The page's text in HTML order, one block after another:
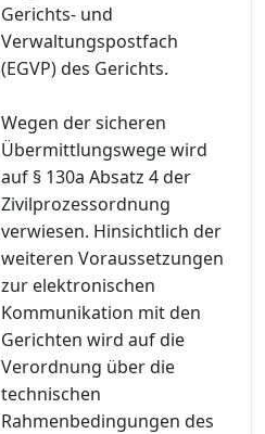
Gerichts- und
Verwaltungspostfach
(EGVP) des Gerichts.
Wegen der sicheren
Übermittlungswege wird
auf § 130a Absatz 4 der
Zivilprozessordnung
verwiesen. Hinsichtlich der
weiteren Voraussetzungen
zur elektronischen
Kommunikation mit den
Gerichten wird auf die
Verordnung über die
technischen
Rahmenbedingungen des